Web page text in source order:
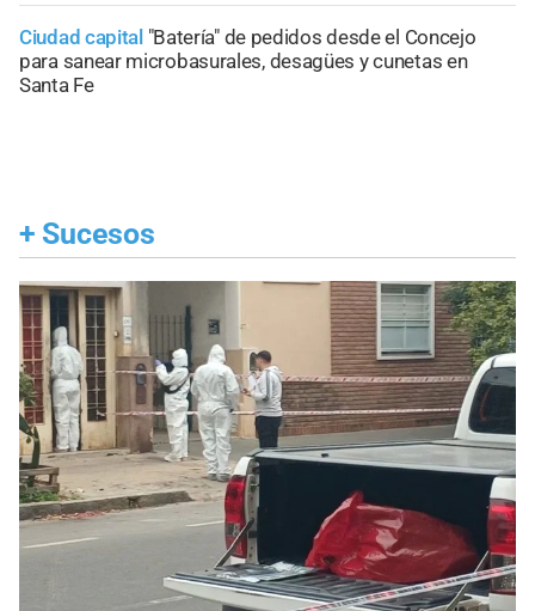
Ciudad capital "Batería" de pedidos desde el Concejo
para sanear microbasurales, desagües y cunetas en
Santa Fe
+ Sucesos